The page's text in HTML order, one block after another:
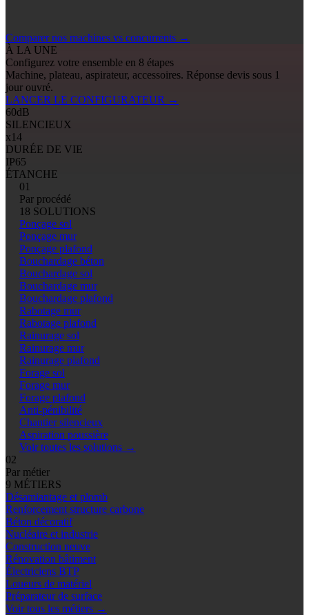
Comparer nos machines vs concurrents →
À LA UNE
Configurez votre ensemble en 8 étapes
Machine, plateau, aspirateur, accessoires. Réponse devis sous 1
jour ouvré.
LANCER LE CONFIGURATEUR →
60dB
SILENCIEUX
x14
DURÉE DE VIE
IP65
ÉTANCHE
01
Par procédé
18 SOLUTIONS
Ponçage sol
Ponçage mur
Ponçage plafond
Bouchardage béton
Bouchardage sol
Bouchardage mur
Bouchardage plafond
Rabotage mur
Rabotage plafond
Rainurage sol
Rainurage mur
Rainurage plafond
Forage sol
Forage mur
Forage plafond
Anti-pénibilité
Chantier silencieux
Aspiration poussière
Voir toutes les solutions →
02
Par métier
9 MÉTIERS
Désamiantage et plomb
Renforcement structure carbone
Béton décoratif
Nucléaire et industrie
Construction neuve
Rénovation bâtiment
Électriciens BTP
Loueurs de matériel
Préparateur de surface
Voir tous les métiers →